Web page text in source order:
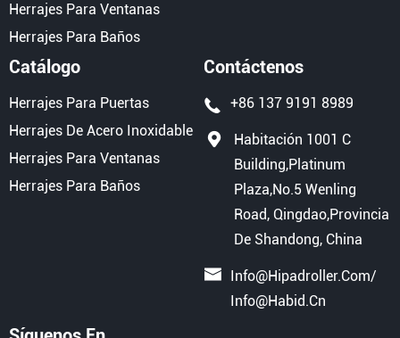
Herrajes Para Ventanas
Herrajes Para Baños
Catálogo
Herrajes Para Puertas
Herrajes De Acero Inoxidable
Herrajes Para Ventanas
Herrajes Para Baños
Contáctenos
+86 137 9191 8989
Habitación 1001 C
Building,Platinum
Plaza,No.5 Wenling
Road, Qingdao,Provincia
De Shandong, China
Info@hipadroller.com/
Info@habid.cn